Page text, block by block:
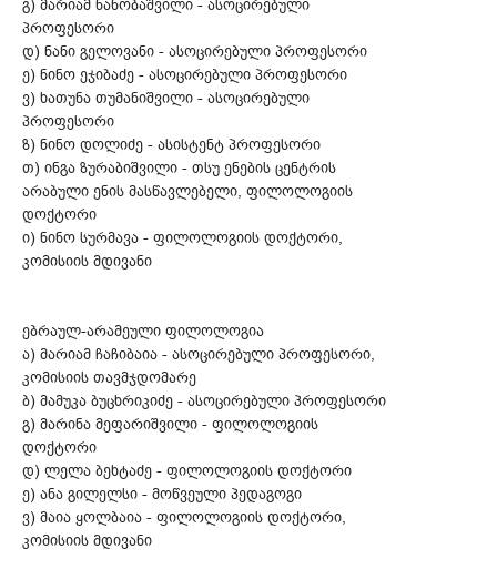
გ) მარიამ ნანობაშვილი - ასოცირებული
პროფესორი
დ) ნანი გელოვანი - ასოცირებული პროფესორი
ე) ნინო ეჯიბაძე - ასოცირებული პროფესორი
ვ) ხათუნა თუმანიშვილი - ასოცირებული
პროფესორი
ზ) ნინო დოლიძე - ასისტენტ პროფესორი
თ) ინგა ზურაბიშვილი - თსუ ენების ცენტრის
არაბული ენის მასწავლებელი, ფილოლოგიის
დოქტორი
ი) ნინო სურმავა - ფილოლოგიის დოქტორი,
კომისიის მდივანი
ებრაულ-არამეული ფილოლოგია
ა) მარიამ ჩაჩიბაია - ასოცირებული პროფესორი,
კომისიის თავმჯდომარე
ბ) მამუკა ბუცხრიკიძე - ასოცირებული პროფესორი
გ) მარინა მეფარიშვილი - ფილოლოგიის
დოქტორი
დ) ლელა ბეხტაძე - ფილოლოგიის დოქტორი
ე) ანა გილელსი - მოწვეული პედაგოგი
ვ) მაია ყოლბაია - ფილოლოგიის დოქტორი,
კომისიის მდივანი